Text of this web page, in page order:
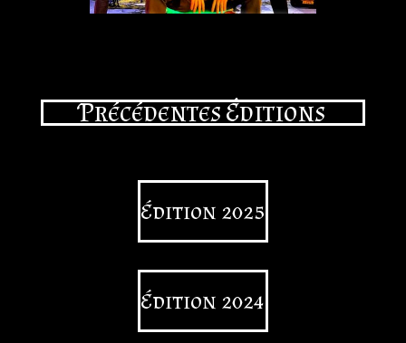
Précédentes Éditions
Édition 2025
Édition 2024